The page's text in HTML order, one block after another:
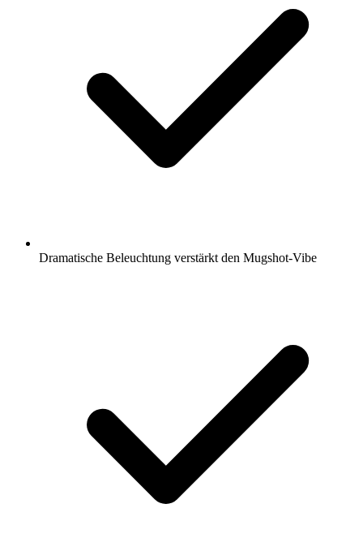
Dramatische Beleuchtung verstärkt den Mugshot-Vibe